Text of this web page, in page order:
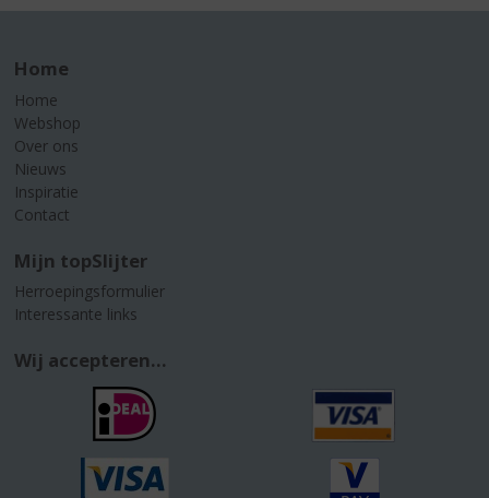
Home
Home
Webshop
Over ons
Nieuws
Inspiratie
Contact
Mijn topSlijter
Herroepingsformulier
Interessante links
Wij accepteren...